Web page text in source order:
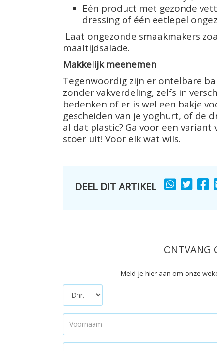
Eén product met gezonde
dressing of één eetlepel
Laat ongezonde smaakmakers
maaltijdsalade.
Makkelijk meenemen
Tegenwoordig zijn er ontelbare
zonder vakverdeling, zelfs in
bedenken of er is wel een bakje
gescheiden van je yoghurt, of de
al dat plastic? Ga voor een
stoer uit! Voor elk wat wils.
DEEL DIT ARTIKEL SHARE SHARE
ONTVANG
Meld je hier aan om onze